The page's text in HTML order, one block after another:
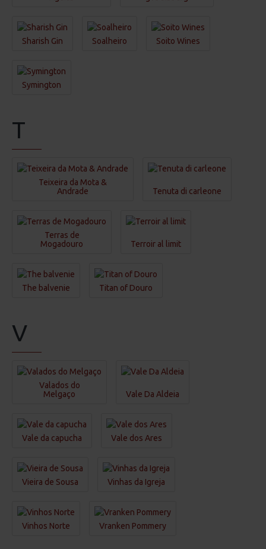
Sharish Gin Soalheiro Soito Wines
Symington
T
Teixeira da Mota &
Andrade
Tenuta di carleone
Terras de
Mogadouro
Terroir al limit
The balvenie Titan of Douro
V
Valados do
Melgaço
Vale Da Aldeia
Vale da capucha Vale dos Ares
Vieira de Sousa Vinhas da Igreja
Vinhos Norte Vranken Pommery